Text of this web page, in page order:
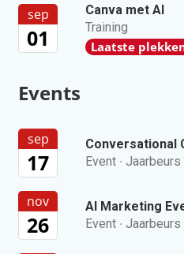
sep
01
Canva met AI
Training
Laatste
Events
sep
17
Conversational
Event · Jaarbeurs
nov
26
AI Marketing
Event · Jaarbeurs